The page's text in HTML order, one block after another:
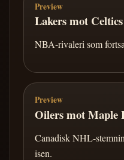
Preview
Lakers mot Celtics
NBA-rivaleri som
Preview
Oilers mot Maple
Canadisk NHL-
isen.